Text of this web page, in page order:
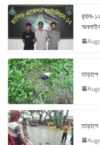
র‌্যাব-
তাড়াশে